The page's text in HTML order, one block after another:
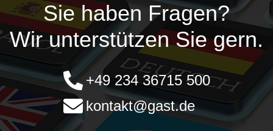
Sie haben Fragen?
Wir unterstützen Sie gern.
+49 234 36715 500
kontakt@gast.de